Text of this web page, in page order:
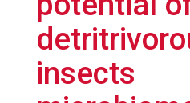
insects